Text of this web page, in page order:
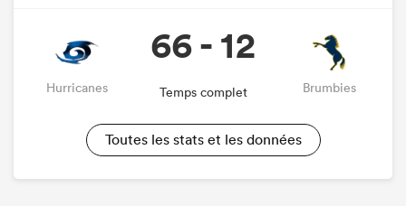
Hurricanes
66 - 12
Temps complet Brumbies
Toutes les stats et les données